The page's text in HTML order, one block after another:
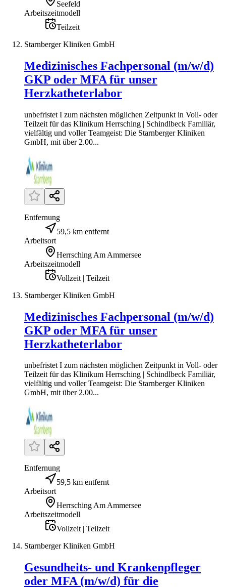
Seefeld
Arbeitszeitmodell
Teilzeit
Starnberger Kliniken GmbH
Medizinisches Fachpersonal (m/w/d)
GKP oder MFA für unser
Herzkatheterlabor
unbefristet I zum nächsten möglichen Zeitpunkt in Voll- oder
Teilzeit für das Klinikum Herrsching | Schindlbeck Familiär,
vielfältig und voller Teamgeist: Die Starnberger Kliniken
GmbH, mit über 2.00...
Entfernung
59,5 km entfernt
Arbeitsort
Herrsching Am Ammersee
Arbeitszeitmodell
Vollzeit | Teilzeit
Starnberger Kliniken GmbH
Medizinisches Fachpersonal (m/w/d)
GKP oder MFA für unser
Herzkatheterlabor
unbefristet I zum nächsten möglichen Zeitpunkt in Voll- oder
Teilzeit für das Klinikum Herrsching | Schindlbeck Familiär,
vielfältig und voller Teamgeist: Die Starnberger Kliniken
GmbH, mit über 2.00...
Entfernung
59,5 km entfernt
Arbeitsort
Herrsching Am Ammersee
Arbeitszeitmodell
Vollzeit | Teilzeit
Starnberger Kliniken GmbH
Gesundheits- und Krankenpfleger
oder MFA (m/w/d) für die